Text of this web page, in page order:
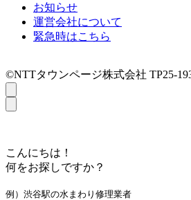
お知らせ
運営会社について
緊急時はこちら
©NTTタウンページ株式会社 TP25-193
こんにちは！
何をお探しですか？
例）渋谷駅の水まわり修理業者